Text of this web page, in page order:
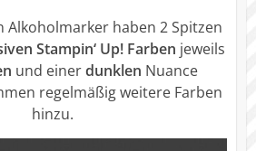
Alkoholmarker haben 2 Spitzen
Stampin‘ Up! Farben jeweils
und einerdunklen Nuance
regelmäßig weitere Farben
hinzu.